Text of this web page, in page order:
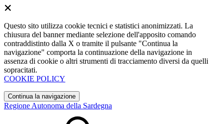
Questo sito utilizza cookie tecnici e statistici anonimizzati. La
chiusura del banner mediante selezione dell'apposito comando
contraddistinto dalla X o tramite il pulsante "Continua la
navigazione" comporta la continuazione della navigazione in
assenza di cookie o altri strumenti di tracciamento diversi da quelli
sopracitati.
COOKIE POLICY
Continua la navigazione
Regione Autonoma della Sardegna